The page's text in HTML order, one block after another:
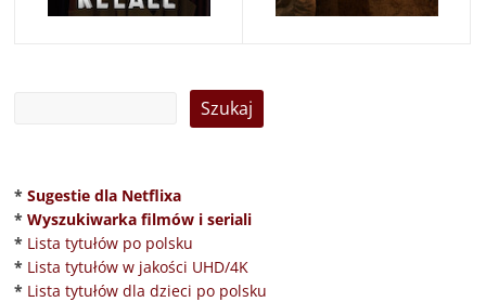
* Sugestie dla Netflixa
* Wyszukiwarka filmów i seriali
* Lista tytułów po polsku
* Lista tytułów w jakości UHD/4K
* Lista tytułów dla dzieci po polsku